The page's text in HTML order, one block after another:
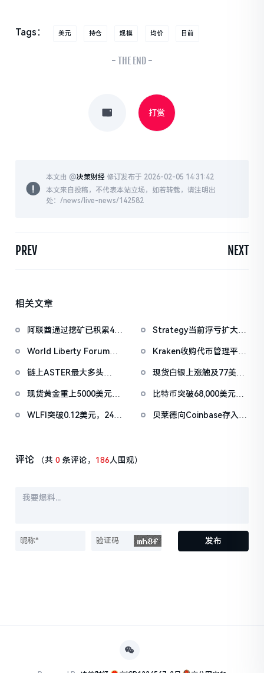
Tags： 美元 持仓 规模 均价 目前
- THE END -
打赏
本文由 @决策财经 修订发布于 2026-02-05 14:31:42
本文来自投稿，不代表本站立场，如若转载，请注明出
处：/news/live-news/142582
PREV NEXT
相关文章
阿联酋通过挖矿已积累4.5
Strategy当前浮亏扩大至
World Liberty Forum开
Trump称加密仍处「起跑
线」
Kraken收购代币管理平台
版图
链上ASTER最大多头
仓，持仓规模已达1490万
美元
现货白银上涨触及77美元/
现货黄金重上5000美元/
比特币突破68,000美元，
WLFI突破0.12美元，24小
贝莱德向Coinbase存入
评论 （共0 条评论， 186人围观）
发布